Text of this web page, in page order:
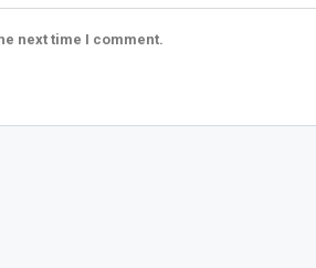
next time I comment.